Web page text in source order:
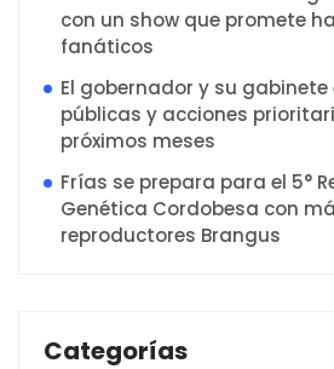
con un show que promete
fanáticos
El gobernador y su
públicas y acciones
próximos meses
Frías se prepara para el 5°
Genética Cordobesa con
reproductores Brangus
Categorías